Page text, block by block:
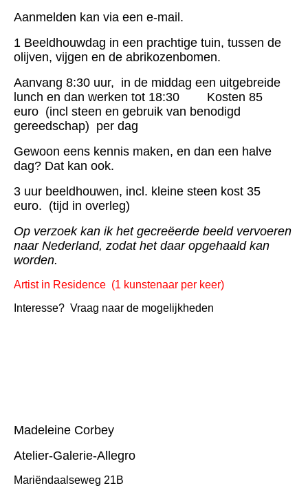
Aanmelden kan via een e-mail.
1 Beeldhouwdag in een prachtige tuin, tussen de
olijven, vijgen en de abrikozenbomen.
Aanvang 8:30 uur, in de middag een uitgebreide
lunch en dan werken tot 18:30 Kosten 85
euro (incl steen en gebruik van benodigd
gereedschap) per dag
Gewoon eens kennis maken, en dan een halve
dag? Dat kan ook.
3 uur beeldhouwen, incl. kleine steen kost 35
euro. (tijd in overleg)
Op verzoek kan ik het gecreëerde beeld vervoeren
naar Nederland, zodat het daar opgehaald kan
worden.
Artist in Residence (1 kunstenaar per keer)
Interesse? Vraag naar de mogelijkheden
Madeleine Corbey
Atelier-Galerie-Allegro
Mariëndaalseweg 21B